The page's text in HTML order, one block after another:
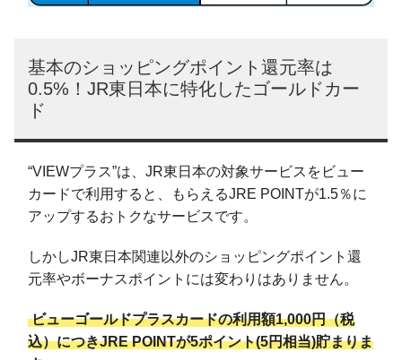
基本のショッピングポイント還元率は
0.5%！JR東日本に特化したゴールドカー
ド
“VIEWプラス”は、JR東日本の対象サービスをビュー
カードで利用すると、もらえるJRE POINTが1.5％に
アップするおトクなサービスです。
しかしJR東日本関連以外のショッピングポイント還
元率やボーナスポイントには変わりはありません。
ビューゴールドプラスカードの利用額1,000円（税
込）につきJRE POINTが5ポイント(5円相当)貯まりま